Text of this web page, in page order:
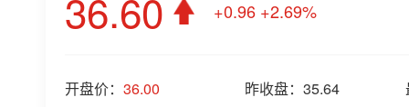
+0.96 +2.69%
开盘价： 36.00 昨收盘： 35.64